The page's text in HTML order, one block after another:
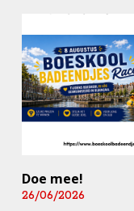
Doe mee!
26/06/2026